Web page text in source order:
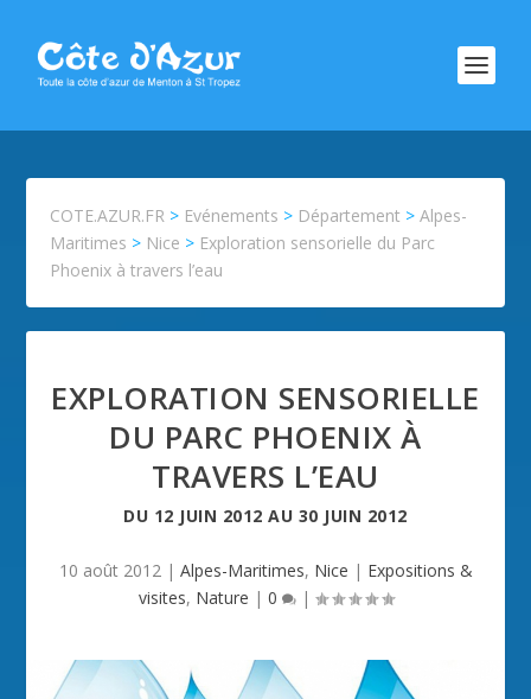
COTE.AZUR.FR > Evénements > Département >Alpes-
Maritimes > Nice > Exploration sensorielle du Parc
Phoenix à travers l’eau
EXPLORATION SENSORIELLE
DU PARC PHOENIX À
TRAVERS L’EAU
DU 12 JUIN 2012 AU 30 JUIN 2012
10 août 2012| Alpes-Maritimes, Nice | Expositions &
visites, Nature | 0 |